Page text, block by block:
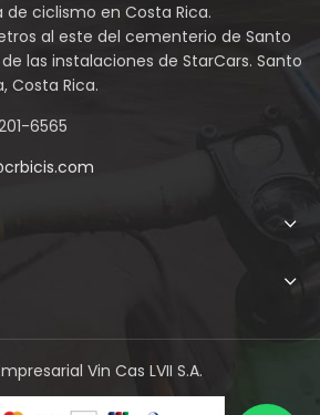
ciclismo en Costa Rica.
al este del cementerio de Santo
las instalaciones de StarCars. Santo
Costa Rica.
6565
Vin Cas LVII S.A.